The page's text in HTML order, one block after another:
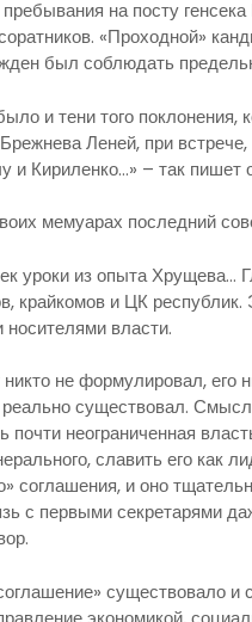
на посту
«Проходной»
был соблюдать
и тени того поклонения,
Леней, при
и Кириленко…» – так пишет
мемуарах последний
уроки из опыта Хрущева…
крайкомов и ЦК
власти.
не формулировал, его
существовал.
почти неограниченная
славить его как
соглашения, и оно
с первыми секретарями
существовало и